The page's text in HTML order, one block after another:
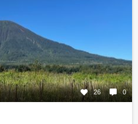
26 0